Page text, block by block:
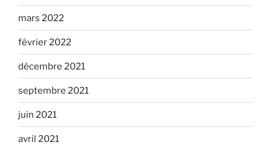
mars 2022
février 2022
décembre 2021
septembre 2021
juin 2021
avril 2021